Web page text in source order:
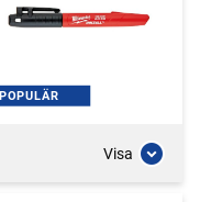
POPULÄR
Visa